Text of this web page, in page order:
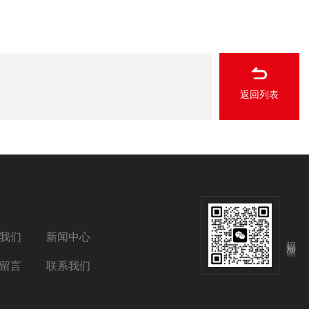
返回列表
们 新闻中心
言 联系我们